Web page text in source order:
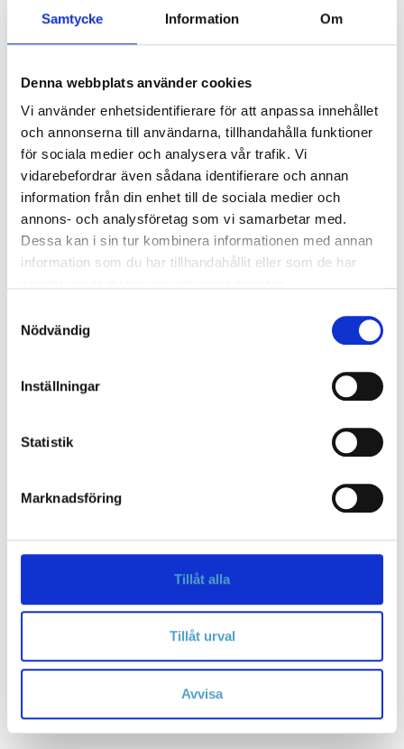
Samtycke Information Om
Denna webbplats använder cookies
Vi använder enhetsidentifierare för att anpassa innehållet
och annonserna till användarna, tillhandahålla funktioner
för sociala medier och analysera vår trafik. Vi
vidarebefordrar även sådana identifierare och annan
information från din enhet till de sociala medier och
annons- och analysföretag som vi samarbetar med.
Dessa kan i sin tur kombinera informationen med annan
information som du har tillhandahållit eller som de har
Nödvändig
Inställningar
Statistik
Marknadsföring
Tillåt alla
Tillåt urval
Avvisa
Arbetsmiljölagen, föreskrifter och standarder
Terminologi
Lyftredskap
Signaler och tecken
Säkerhetsregler för lastkopplare
Teoriprov
Kurstid
1 dag kl: 08.00-12.00
Förkunskaper
God förståelse i svenska språket.
Pris
Pris per person: 2 100 kr exkl. moms
Kommande kurstillfällen
Region
Sollentuna